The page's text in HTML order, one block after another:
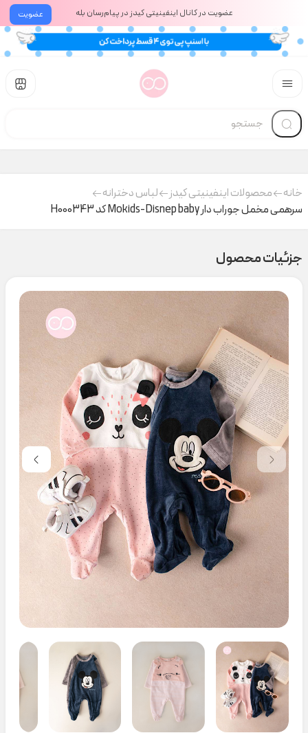
عضویت عضویت در کانال اینفینیتی کیدز در پیام‌رسان بله
خانه محصولات اینفینیتی کیدز
لباس دخترانه
سرهمی مخمل جوراب دار Mokids-Disnep baby کد H000343
جزئیات محصول